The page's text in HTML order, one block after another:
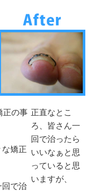
正の事
矯正
回で治
正直なとこ
ろ、皆さん一
回で治ったら
いいなぁと思
っていると思
いますが、